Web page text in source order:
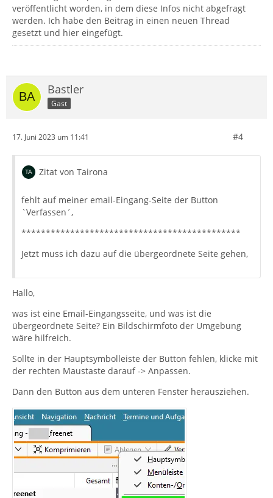
veröffentlicht worden, in dem diese Infos nicht abgefragt
werden. Ich habe den Beitrag in einen neuen Thread
gesetzt und hier eingefügt.
Bastler
Gast
17. Juni 2023 um 11:41 #4
Zitat von Tairona
fehlt auf meiner email-Eingang-Seite der Button
`Verfassen´,
*********************************************
Jetzt muss ich dazu auf die übergeordnete Seite gehen,
Hallo,
was ist eine Email-Eingangsseite, und was ist die
übergeordnete Seite? Ein Bildschirmfoto der Umgebung
wäre hilfreich.
Sollte in der Hauptsymbolleiste der Button fehlen, klicke mit
der rechten Maustaste darauf -> Anpassen.
Dann den Button aus dem unteren Fenster herausziehen.